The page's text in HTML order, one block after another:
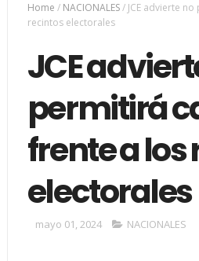
Home / NACIONALES/ JCE advierte
recintos electorales
JCE
permitirá
frente a
electorales
mayo 01, 2024 NACIONALES